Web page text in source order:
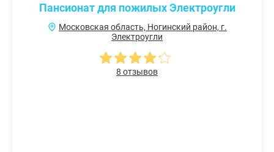
Пансионат для пожилых Электроугли
Московская область, Ногинский район, г.
Электроугли
8 отзывов